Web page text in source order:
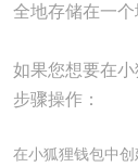
全地存储在一个
如果您想要在
步骤操作：
在小狐狸钱包中创